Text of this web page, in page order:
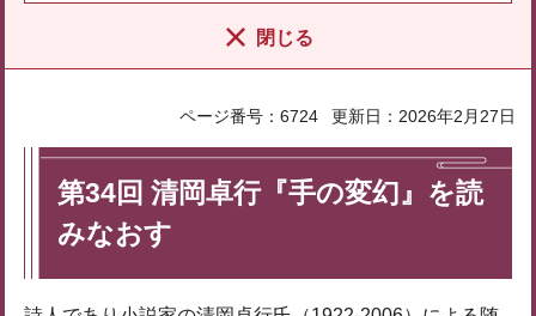
閉じる
ページ番号：6724 更新日：2026年2月27日
第34回 清岡卓行『手の変幻』を読
みなおす